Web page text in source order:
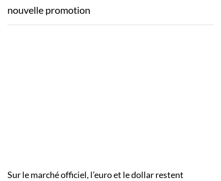
nouvelle promotion
Sur le marché officiel, l’euro et le dollar restent